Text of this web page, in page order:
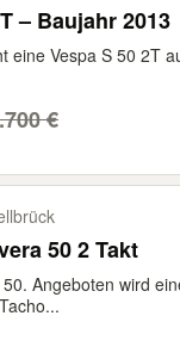
– Baujahr 2013
eine Vespa S 50 2T
€
50 2 Takt
Angeboten wird